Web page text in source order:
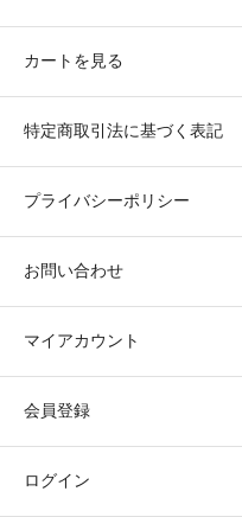
カートを見る
特定商取引法に基づく表記
プライバシーポリシー
お問い合わせ
マイアカウント
会員登録
ログイン